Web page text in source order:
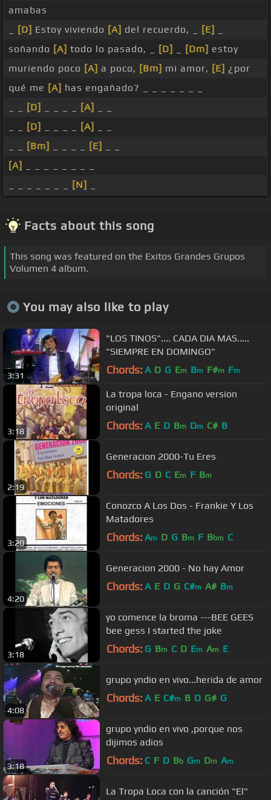
amabas
[D] Estoy viviendo [A] del recuerdo, _ [E]
soñando [A] todo lo pasado, _ [D] [Dm] estoy
muriendo poco [A] a poco, [Bm] mi amor, [E] ¿por
qué me [A] has engañado? _ _ _ _ _ _ _
[D] [A]
[D] [A]
[Bm] [E]
[A]
[N]
Facts about this song
This song was featured on the Exitos Grandes Grupos
Volumen 4 album.
You may also like to play
3:31
"LOS TINOS".... CADA DIA MAS.....
"SIEMPRE EN DOMINGO"
Chords: A D G Em Bm F#m Fm
3:18
La tropa loca - Engano version
original
Chords: A E D Bm Dm C# B
2:19
Generacion 2000-Tu Eres
Chords: G D C Em F Bm
3:20
Conozco A Los Dos - Frankie Y Los
Matadores
Chords: Am D G Bm F Bbm C
4:20
Generacion 2000 - No hay Amor
Chords: A E D G C#m A# Bm
3:18
yo comence la broma ---BEE GEES
bee gess I started the joke
Chords: G Bm C D Em Am E
4:08
grupo yndio en vivo...herida de amor
Chords: A E C#m B D G# G
3:18
grupo yndio en vivo ,porque nos
dijimos adios
Chords: C F D Bb Gm Dm Am
La Tropa Loca con la canción "El"